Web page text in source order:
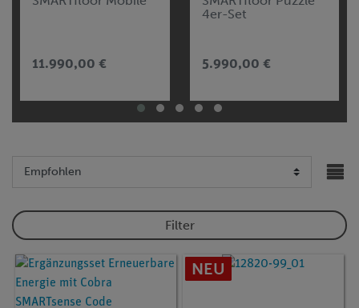
11.990,00 €
4er-Set
5.990,00 €
Filter
NEU